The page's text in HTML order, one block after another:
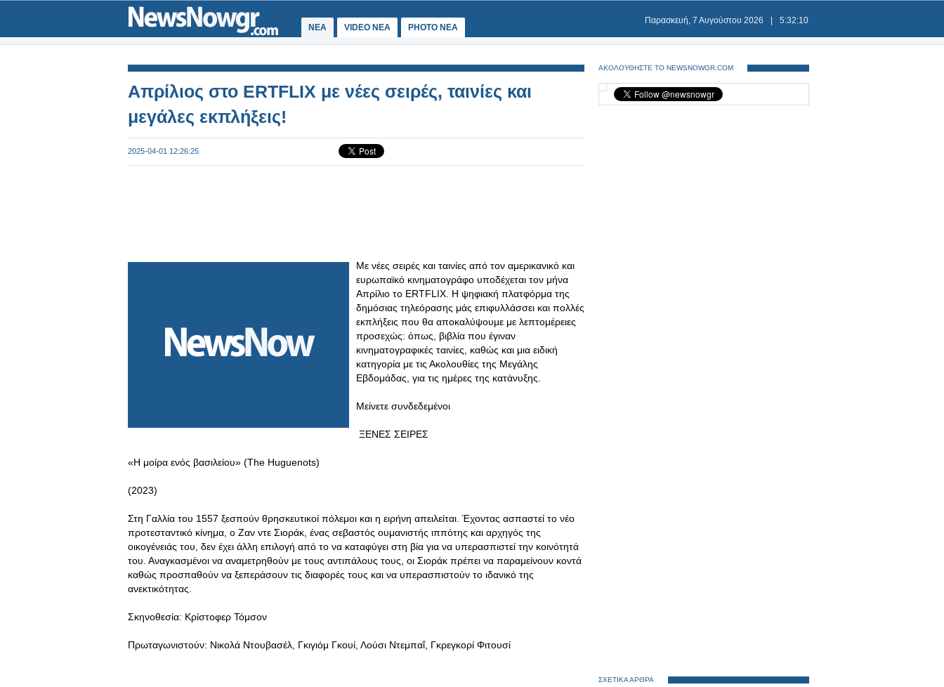
ΝΕΑ VIDEO NEA PHOTO NEA
Παρασκευή, 7 Αυγούστου 2026 5:32:11
Απρίλιος στο ERTFLIX με νέες σειρές, ταινίες και
μεγάλες εκπλήξεις!
2025-04-01 12:26:25
Με νέες σειρές και ταινίες από τον αμερικανικό και
ευρωπαϊκό κινηματογράφο υποδέχεται τον μήνα
Απρίλιο το ERTFLIX. Η ψηφιακή πλατφόρμα της
δημόσιας τηλεόρασης μάς επιφυλλάσσει και πολλές
εκπλήξεις που θα αποκαλύψουμε με λεπτομέρειες
προσεχώς: όπως, βιβλία που έγιναν
κινηματογραφικές ταινίες, καθώς και μια ειδική
κατηγορία με τις Ακολουθίες της Μεγάλης
Εβδομάδας, για τις ημέρες της κατάνυξης.
Μείνετε συνδεδεμένοι
ΞΕΝΕΣ ΣΕΙΡΕΣ
«Η μοίρα ενός βασιλείου» (The Huguenots)
(2023)
Στη Γαλλία του 1557 ξεσπούν θρησκευτικοί πόλεμοι και η ειρήνη απειλείται. Έχοντας ασπαστεί το νέο
προτεσταντικό κίνημα, ο Ζαν ντε Σιοράκ, ένας σεβαστός ουμανιστής ιππότης και αρχηγός της
οικογένειάς του, δεν έχει άλλη επιλογή από το να καταφύγει στη βία για να υπερασπιστεί την κοινότητά
του. Αναγκασμένοι να αναμετρηθούν με τους αντιπάλους τους, οι Σιοράκ πρέπει να παραμείνουν κοντά
καθώς προσπαθούν να ξεπεράσουν τις διαφορές τους και να υπερασπιστούν το ιδανικό της
ανεκτικότητας.
Σκηνοθεσία: Κρίστοφερ Τόμσον
Πρωταγωνιστούν: Νικολά Ντουβασέλ, Γκιγιόμ Γκουί, Λούσι Ντεμπαΐ, Γκρεγκορί Φιτουσί
ΑΚΟΛΟΥΘΗΣΤΕ ΤΟ NEWSNOWGR.COM
ΣΧΕΤΙΚΑ ΑΡΘΡΑ